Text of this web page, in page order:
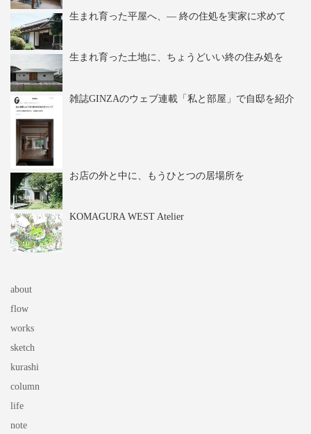
生まれ育った平屋へ、― 終の住処を実家に求めて
生まれ育った土地に、ちょうどいい終の住み処を
雑誌GINZAのウェブ連載「私と部屋」で自邸を紹介
お店の外と中に、もうひとつの居場所を
KOMAGURA WEST Atelier
about
flow
works
sketch
kurashi
column
life
note